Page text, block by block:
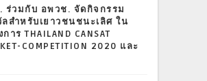
ร่วมกับ อพวช. จัดกิจกรรม
ลสำหรับเยาวชนชนะเลิศ ใน
าร THAILAND CANSAT
COMPETITION 2020 และ